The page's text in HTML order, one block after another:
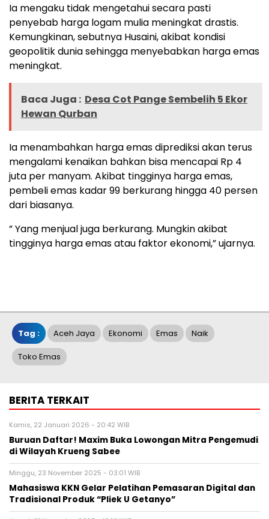
Ia mengaku tidak mengetahui secara pasti
penyebab harga logam mulia meningkat drastis.
Kemungkinan, sebutnya Husaini, akibat kondisi
geopolitik dunia sehingga menyebabkan harga emas
meningkat.
Baca Juga : Desa Cot Pange Sembelih 5 Ekor
Hewan Qurban
Ia menambahkan harga emas diprediksi akan terus
mengalami kenaikan bahkan bisa mencapai Rp 4
juta per manyam. Akibat tingginya harga emas,
pembeli emas kadar 99 berkurang hingga 40 persen
dari biasanya.
” Yang menjual juga berkurang. Mungkin akibat
tingginya harga emas atau faktor ekonomi,” ujarnya.
Tag : Aceh Jaya Ekonomi Emas Naik
Toko Emas
BERITA TERKAIT
Kamis, 22 Januari 2026 - 20:42 WIB
Buruan Daftar! Maxim Buka Lowongan Mitra Pengemudi
di Wilayah Krueng Sabee
Minggu, 23 November 2025 - 03:01 WIB
Mahasiswa KKN Gelar Pelatihan Pemasaran Digital dan
Tradisional Produk “Pliek U Getanyo”